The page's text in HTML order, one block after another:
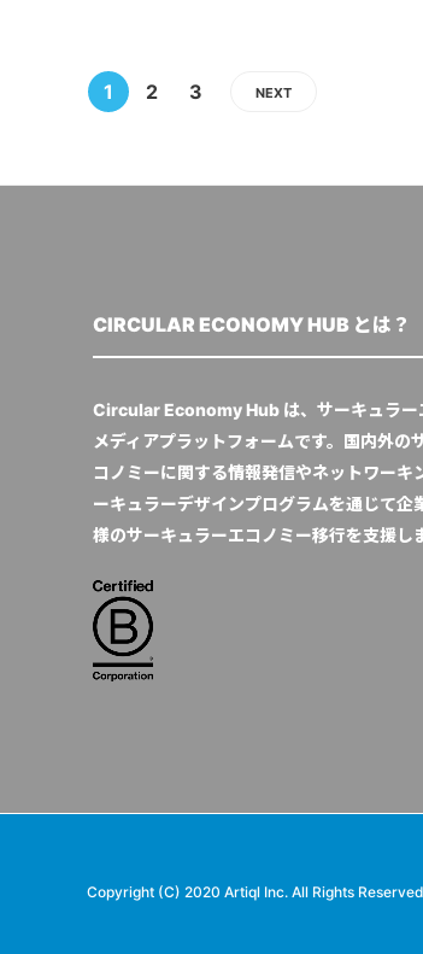
1 2 3 NEXT
CIRCULAR ECONOMY HUB とは？
Circular Economy Hub は、サーキュラー
メディアプラットフォームです。国内外の
コノミーに関する情報発信やネットワーキ
ーキュラーデザインプログラムを通じて企
様のサーキュラーエコノミー移行を支援し
Copyright (C) 2020 Artiql Inc. All Rights